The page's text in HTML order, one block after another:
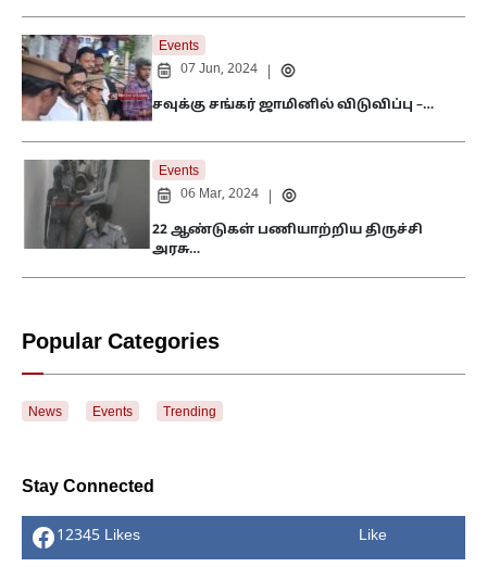
Events
07 Jun, 2024
சவுக்கு சங்கர் ஜாமினில் விடுவிப்பு –…
Events
06 Mar, 2024
22 ஆண்டுகள் பணியாற்றிய திருச்சி
அரசு…
Popular Categories
News Events Trending
Stay Connected
12345 Likes Like